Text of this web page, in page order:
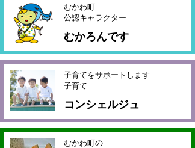
むかわ町
公認キャラクター
むかろんです
子育てをサポートします
子育て
コンシェルジュ
むかわ町の